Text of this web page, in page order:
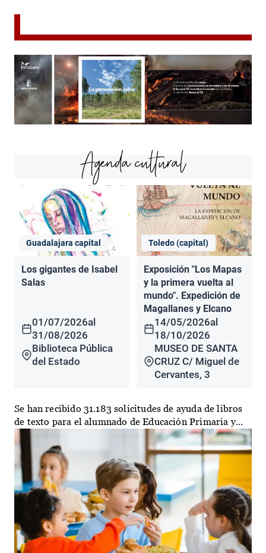
Agenda cultural
Guadalajara capital
Los gigantes de Isabel
Salas
01/07/2026al
31/08/2026
Biblioteca Pública
del Estado
Toledo (capital)
Exposición "Los Mapas
y la primera vuelta al
mundo". Expedición de
Magallanes y Elcano
14/05/2026al
18/10/2026
MUSEO DE SANTA
CRUZ C/ Miguel de
Cervantes, 3
Se han recibido 31.183 solicitudes de ayuda de libros
de texto para el alumnado de Educación Primaria y...